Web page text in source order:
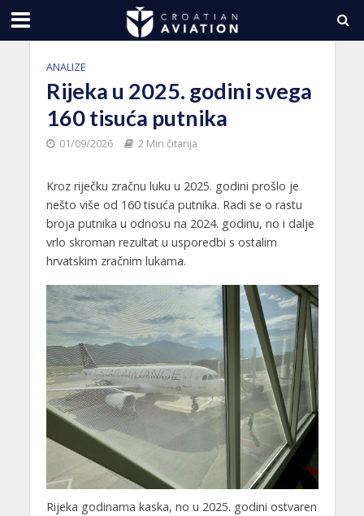
ANALIZE
Rijeka u 2025. godini svega
160 tisuća putnika
01/09/2026 2 Min čitanja
Kroz riječku zračnu luku u 2025. godini prošlo je
nešto više od 160 tisuća putnika. Radi se o rastu
broja putnika u odnosu na 2024. godinu, no i dalje
vrlo skroman rezultat u usporedbi s ostalim
hrvatskim zračnim lukama.
Rijeka godinama kaska, no u 2025. godini ostvaren